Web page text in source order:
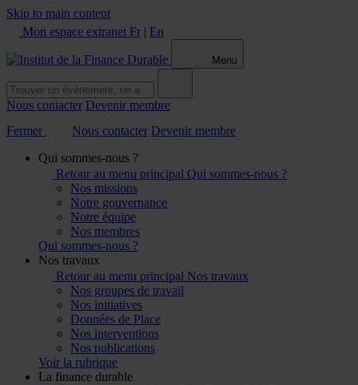
Skip to main content
Mon espace extranet Fr | En
Menu
Nous contacter Devenir membre
Fermer
Nous contacter Devenir membre
Qui sommes-nous ?
Retour au menu principal Qui sommes-nous ?
Nos missions
Notre gouvernance
Notre équipe
Nos membres
Qui sommes-nous ?
Nos travaux
Retour au menu principal Nos travaux
Nos groupes de travail
Nos initiatives
Données de Place
Nos interventions
Nos publications
Voir la rubrique
La finance durable